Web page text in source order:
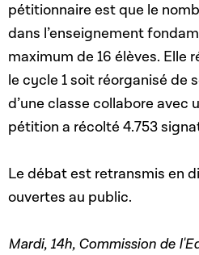
pétitionnaire est que le
dans l’enseignement
maximum de 16 élèves. Elle
le cycle 1 soit réorganisé de
d’une classe collabore avec
pétition a récolté 4.753
Le débat est retransmis en
ouvertes au public.
Mardi, 14h, Commission de